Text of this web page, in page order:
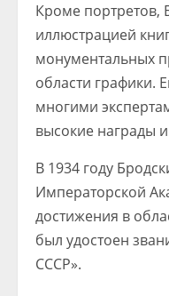
Кроме портретов,
иллюстрацией
монументальных
области графики.
многими
высокие награды
В 1934 году
Императорской
достижения в
был удостоен
СССР».